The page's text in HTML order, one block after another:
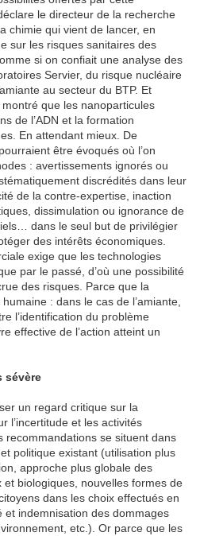
le directeur de la recherche
chimie qui vient de lancer, en
sur les risques sanitaires des
si on confiait une analyse des
Servier, du risque nucléaire
au secteur du BTP. Et
que les nanoparticules
de l’ADN et la formation
En attendant mieux. De
être évoqués où l’on
: avertissements ignorés ou
discrédités dans leur
de la contre-expertise, inaction
dissimulation ou ignorance de
dans le seul but de privilégier
des intérêts économiques.
exige que les technologies
par le passé, d’où une possibilité
des risques. Parce que la
: dans le cas de l’amiante,
l’identification du problème
effective de l’action atteint un
sévère
un regard critique sur la
l’incertitude et les activités
recommandations se situent dans
politique existant (utilisation plus
approche plus globale des
biologiques, nouvelles formes de
dans les choix effectués en
et indemnisation des dommages
etc.). Or parce que les